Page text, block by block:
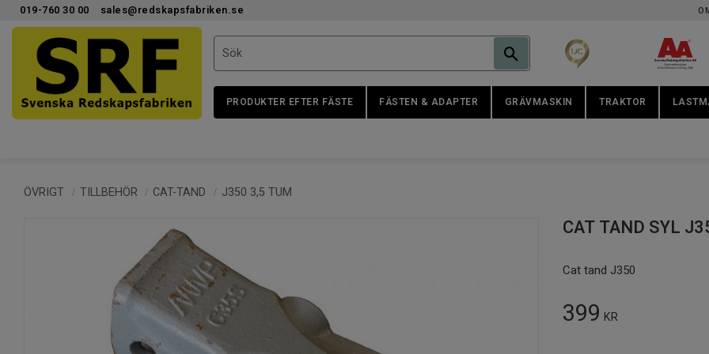
019-760 30 00 sales@redskapsfabriken.se
PRODUKTER EFTER FÄSTE FÄSTEN & ADAPTER GRÄVMASKIN TRAKTOR
ÖVRIGT TILLBEHÖR CAT-TAND J350 3,5 TUM
CAT TAND SYL
Cat tand J350
399 KR